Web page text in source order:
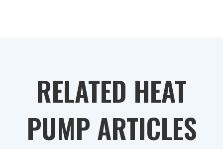
RELATED HEAT
PUMP ARTICLES